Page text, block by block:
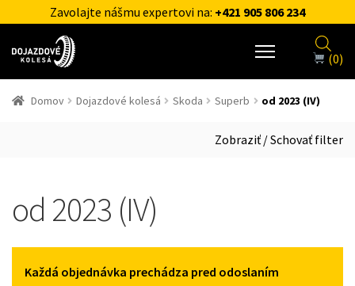
Zavolajte nášmu expertovi na: +421 905 806 234
(0)
Domov Dojazdové kolesá Skoda Superb od 2023 (IV)
Zobraziť / Schovať filter
od 2023 (IV)
Každá objednávka prechádza pred odoslaním